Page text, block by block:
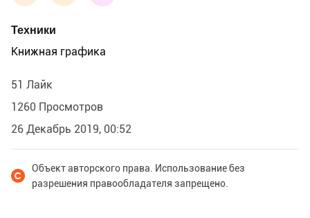
Техники
Книжная графика
51 Лайк
1260 Просмотров
26 Декабрь 2019, 00:52
Объект авторского права. Использование без
разрешения правообладателя запрещено.